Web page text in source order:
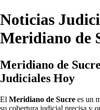
Noticias
Meridiano de
Meridiano de
Judiciales Hoy
El Meridiano de Sucre es un
su cobertura judicial precisa y